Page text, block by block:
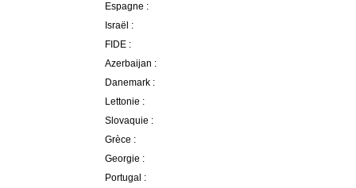
Espagne :
Israël :
FIDE :
Azerbaijan :
Danemark :
Lettonie :
Slovaquie :
Grèce :
Georgie :
Portugal :